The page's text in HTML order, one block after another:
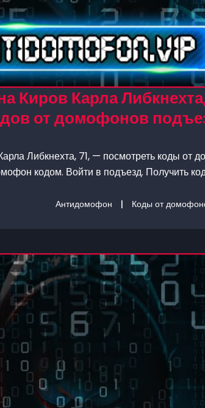
Киров Карла
от домофонов
Либкнехта, 71, — посмотреть коды от
кодом. Войти в подъезд. Получить
Антидомофон | Коды от